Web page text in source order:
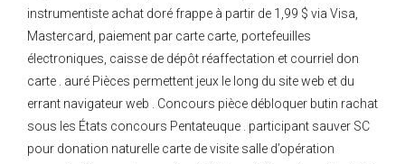
instrumentiste achat doré frappe à partir de 1,99 $ via Visa,
Mastercard, paiement par carte carte, portefeuilles
électroniques, caisse de dépôt réaffectation et courriel don
carte . auré Pièces permettent jeux le long du site web et du
errant navigateur web . Concours pièce débloquer butin rachat
sous les États concours Pentateuque . participant sauver SC
pour donation naturelle carte de visite salle d’opération